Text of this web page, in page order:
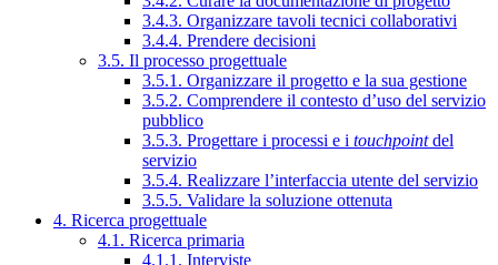
3.4.3. Organizzare tavoli tecnici collaborativi
3.4.4. Prendere decisioni
3.5. Il processo progettuale
3.5.1. Organizzare il progetto e la sua gestione
3.5.2. Comprendere il contesto d’uso del servizio
pubblico
3.5.3. Progettare i processi e i touchpointdel
servizio
3.5.4. Realizzare l’interfaccia utente del servizio
3.5.5. Validare la soluzione ottenuta
4. Ricerca progettuale
4.1. Ricerca primaria
4.1.1. Interviste